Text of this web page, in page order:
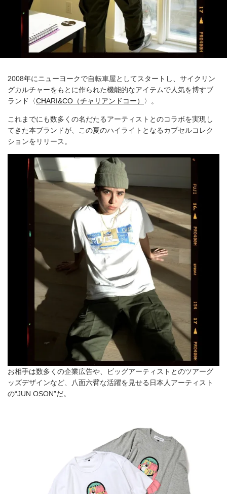
2008年にニューヨークで自転車屋としてスタートし、サイクリン
グカルチャーをもとに作られた機能的なアイテムで人気を博すブ
ランド〈CHARI&CO（チャリアンドコー） 〉。
これまでにも数多くの名だたるアーティストとのコラボを実現し
てきた本ブランドが、この夏のハイライトとなるカプセルコレク
ションをリリース。
お相手は数多くの企業広告や、ビッグアーティストとのツアーグ
ッズデザインなど、八面六臂な活躍を見せる日本人アーティスト
の“JUN OSON”だ。